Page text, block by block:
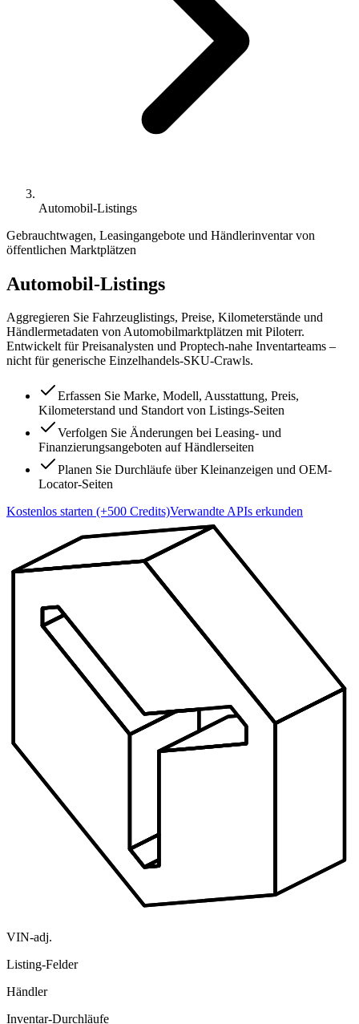
Automobil-Listings
Gebrauchtwagen, Leasingangebote und Händlerinventar von
öffentlichen Marktplätzen
Automobil-Listings
Aggregieren Sie Fahrzeuglistings, Preise, Kilometerstände und
Händlermetadaten von Automobilmarktplätzen mit Piloterr.
Entwickelt für Preisanalysten und Proptech-nahe Inventarteams –
nicht für generische Einzelhandels-SKU-Crawls.
Erfassen Sie Marke, Modell, Ausstattung, Preis,
Kilometerstand und Standort von Listings-Seiten
Verfolgen Sie Änderungen bei Leasing- und
Finanzierungsangeboten auf Händlerseiten
Planen Sie Durchläufe über Kleinanzeigen und OEM-
Locator-Seiten
Kostenlos starten (+500 Credits)Verwandte APIs erkunden
VIN-adj.
Listing-Felder
Händler
Inventar-Durchläufe